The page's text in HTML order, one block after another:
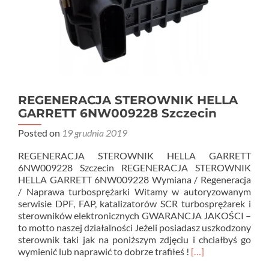
REGENERACJA STEROWNIK HELLA
GARRETT 6NW009228 Szczecin
Posted on 19 grudnia 2019
REGENERACJA STEROWNIK HELLA GARRETT
6NW009228 Szczecin REGENERACJA STEROWNIK
HELLA GARRETT 6NW009228 Wymiana / Regeneracja
/ Naprawa turbosprężarki Witamy w autoryzowanym
serwisie DPF, FAP, katalizatorów SCR turbosprężarek i
sterowników elektronicznych GWARANCJA JAKOŚCI –
to motto naszej działalności Jeżeli posiadasz uszkodzony
sterownik taki jak na poniższym zdjęciu i chciałbyś go
wymienić lub naprawić to dobrze trafiłeś ! Read
[…]